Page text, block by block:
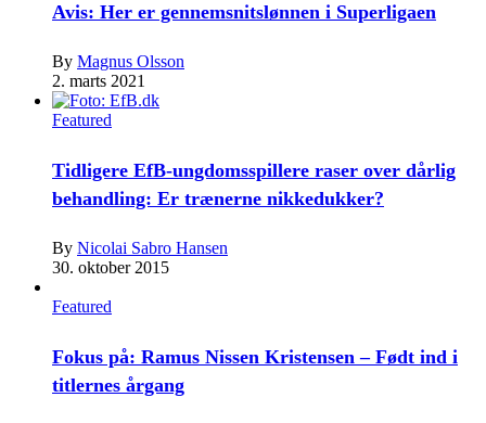
Avis: Her er gennemsnitslønnen i Superligaen
By Magnus Olsson
2. marts 2021
Featured
Tidligere EfB-ungdomsspillere raser over dårlig
behandling: Er trænerne nikkedukker?
By Nicolai Sabro Hansen
30. oktober 2015
Featured
Fokus på: Ramus Nissen Kristensen – Født ind i
titlernes årgang